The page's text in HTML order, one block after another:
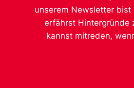
Ich möchte von der SP
Laufenden gehalten werden.
nicht an Dritte
https://sp-tg.ch/impressum/.
unserem Newsletter bist
erfährst Hintergründe
kannst mitreden,